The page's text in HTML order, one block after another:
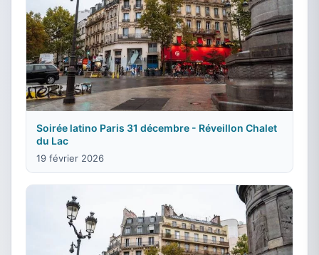
Soirée latino Paris 31 décembre - Réveillon Chalet
du Lac
19 février 2026